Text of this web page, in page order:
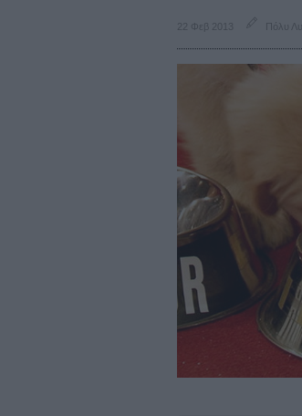
22 Φεβ 2013 Πόλυ